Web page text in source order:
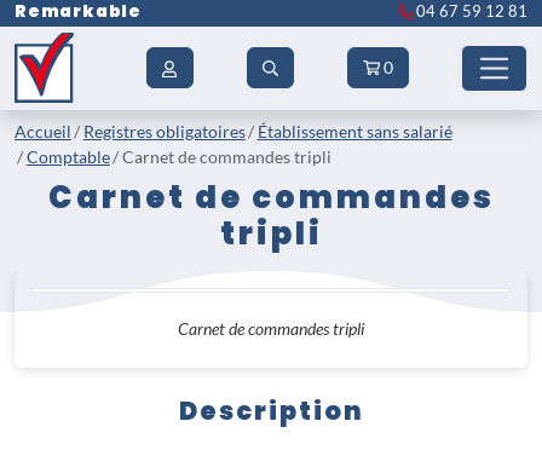
Remarkable 04 67 59 12 81
0
Accueil Registres obligatoires
Établissement sans salarié
Comptable
Carnet de commandes tripli
Carnet de commandes
tripli
Carnet de commandes tripli
Description